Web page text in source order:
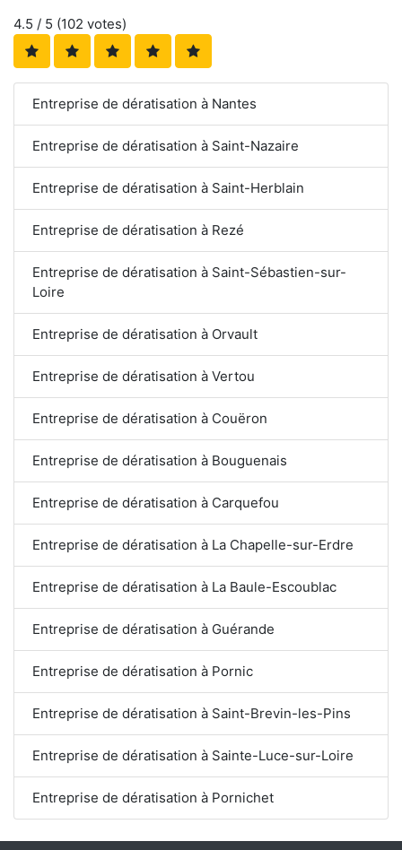
4.5 / 5 (102 votes)
Entreprise de dératisation à Nantes
Entreprise de dératisation à Saint-Nazaire
Entreprise de dératisation à Saint-Herblain
Entreprise de dératisation à Rezé
Entreprise de dératisation à Saint-Sébastien-sur-
Loire
Entreprise de dératisation à Orvault
Entreprise de dératisation à Vertou
Entreprise de dératisation à Couëron
Entreprise de dératisation à Bouguenais
Entreprise de dératisation à Carquefou
Entreprise de dératisation à La Chapelle-sur-Erdre
Entreprise de dératisation à La Baule-Escoublac
Entreprise de dératisation à Guérande
Entreprise de dératisation à Pornic
Entreprise de dératisation à Saint-Brevin-les-Pins
Entreprise de dératisation à Sainte-Luce-sur-Loire
Entreprise de dératisation à Pornichet